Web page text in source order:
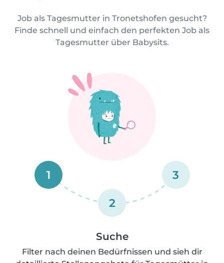
Job als Tagesmutter in Tronetshofen gesucht?
Finde schnell und einfach den perfekten Job als
Tagesmutter über Babysits.
1
2
3
Suche
Filter nach deinen Bedürfnissen und sieh dir